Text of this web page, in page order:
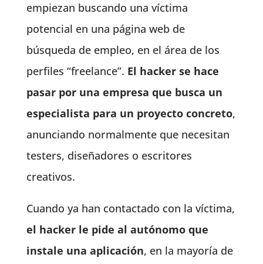
empiezan buscando una víctima
potencial en una página web de
búsqueda de empleo, en el área de los
perfiles “freelance”. El hacker se hace
pasar por una empresa que busca un
especialista para un proyecto concreto,
anunciando normalmente que necesitan
testers, diseñadores o escritores
creativos.
Cuando ya han contactado con la víctima,
el hacker le pide al autónomo que
instale una aplicación, en la mayoría de